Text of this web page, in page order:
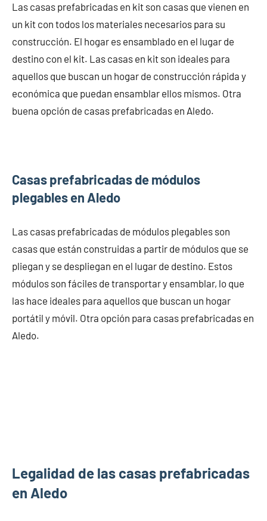
Las casas prefabricadas en kit son casas que vienen en
un kit con todos los materiales necesarios para su
construcción. El hogar es ensamblado en el lugar de
destino con el kit. Las casas en kit son ideales para
aquellos que buscan un hogar de construcción rápida y
económica que puedan ensamblar ellos mismos. Otra
buena opción de casas prefabricadas en Aledo.
Casas prefabricadas de módulos
plegables en Aledo
Las casas prefabricadas de módulos plegables son
casas que están construidas a partir de módulos que se
pliegan y se despliegan en el lugar de destino. Estos
módulos son fáciles de transportar y ensamblar, lo que
las hace ideales para aquellos que buscan un hogar
portátil y móvil. Otra opción para casas prefabricadas en
Aledo.
Legalidad de las casas prefabricadas
en Aledo